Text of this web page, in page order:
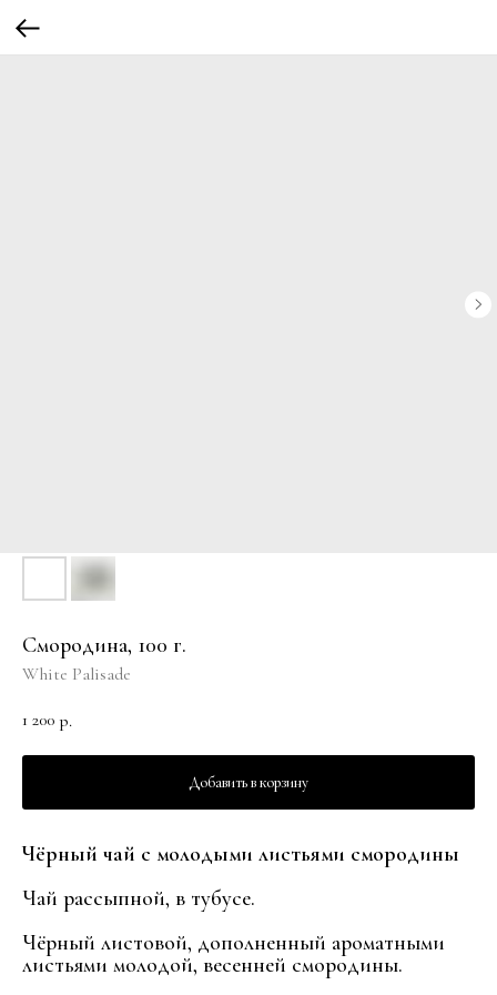
Смородина, 100 г.
White Palisade
1 200 р.
Добавить в корзину
Чёрный чай с молодыми листьями смородины
Чай рассыпной, в тубусе.
Чёрный листовой, дополненный ароматными
листьями молодой, весенней смородины.